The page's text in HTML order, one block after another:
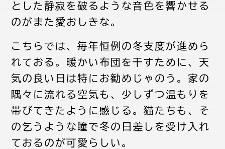
とした静寂を破るような音色を響かせる
のがまた愛おしきな。
こちらでは、毎年恒例の冬支度が進めら
れておる。暖かい布団を干すために、天
気の良い日は特にお勧めじゃのう。家の
隅々に流れる空気も、少しずつ温もりを
帯びてきたように感じる。猫たちも、そ
の乞うような瞳で冬の日差しを受け入れ
ておるのが可愛らしい。